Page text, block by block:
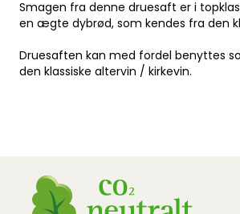
Smagen fra denne druesaft er i
en ægte dybrød, som kendes fra den
Druesaften kan med fordel benyttes
den klassiske altervin / kirkevin.